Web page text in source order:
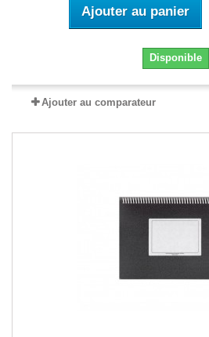
Ajouter au panier
Disponible
Ajouter au comparateur